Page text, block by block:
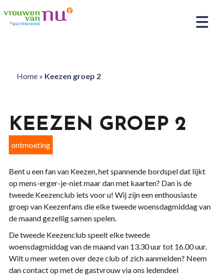
Home» Keezen groep 2
KEEZEN GROEP 2
ontmoeting
Bent u een fan van Keezen, het spannende bordspel dat lijkt
op mens-erger-je-niet maar dan met kaarten? Dan is de
tweede Keezenclub iets voor u! Wij zijn een enthousiaste
groep van Keezenfans die elke tweede woensdagmiddag van
de maand gezellig samen spelen.
De tweede Keezenclub speelt elke tweede
woensdagmiddag van de maand van 13.30 uur tot 16.00 uur.
Wilt u meer weten over deze club of zich aanmelden? Neem
dan contact op met de gastvrouw via ons ledendeel